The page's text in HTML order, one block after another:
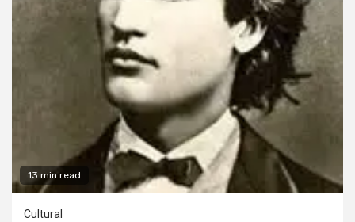
13 min read
Cultural